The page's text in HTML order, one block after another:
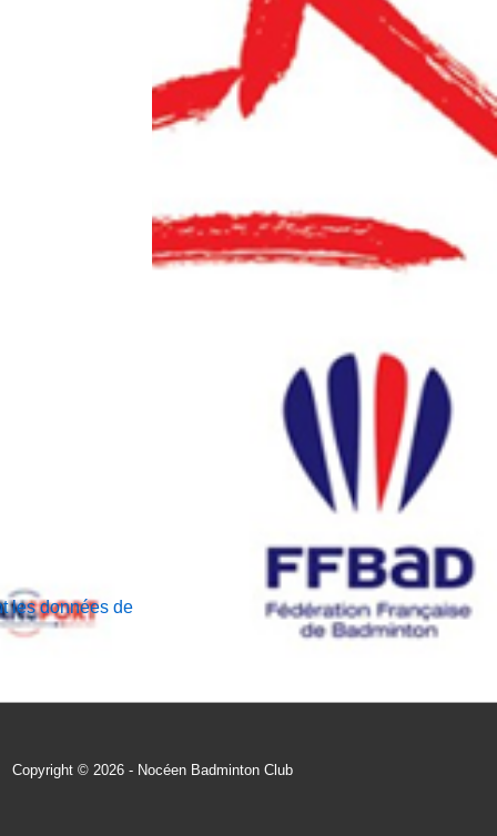
les données de
Copyright © 2026 - Nocéen Badminton Club